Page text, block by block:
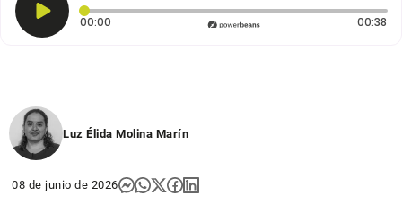
00:00 Tiempo transcurrido: 0 segundos 00:38
Luz Élida Molina Marín
08 de junio de 2026